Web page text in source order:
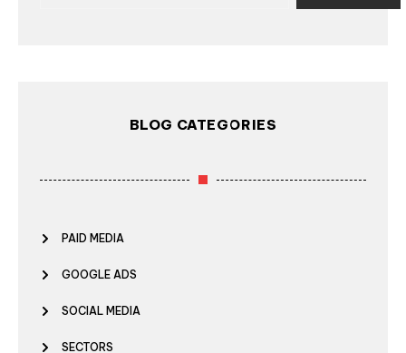
BLOG CATEGORIES
PAID MEDIA
GOOGLE ADS
SOCIAL MEDIA
SECTORS